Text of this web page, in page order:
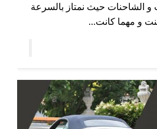
الشاحنات حيث نمتاز بالسرعة
و مهما كانت…